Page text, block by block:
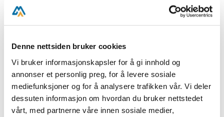
Denne nettsiden bruker cookies
Vi bruker informasjonskapsler for å gi innhold og
annonser et personlig preg, for å levere sosiale
mediefunksjoner og for å analysere trafikken vår. Vi deler
dessuten informasjon om hvordan du bruker nettstedet
vårt, med partnerne våre innen sosiale medier,